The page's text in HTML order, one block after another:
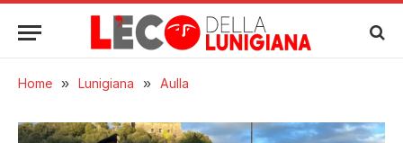
Home » Lunigiana » Aulla